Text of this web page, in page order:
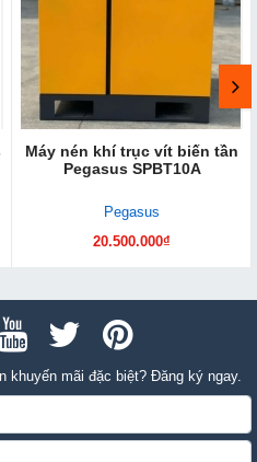
Máy nén khí trục vít biến tần
Pegasus SPBT10A
Pegasus
20.500.000₫
khuyến mãi đặc biệt? Đăng ký ngay.